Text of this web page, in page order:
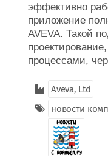
эффективно
приложение
AVEVA. Такой
процессами,
Aveva, Ltd
новости